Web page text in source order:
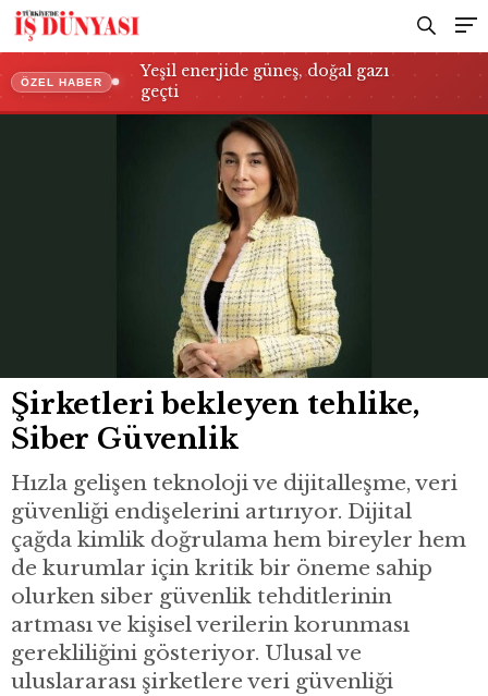
ÖZEL HABER
Yeşil enerjide güneş, doğal gazı
geçti
Şirketleri bekleyen tehlike,
Siber Güvenlik
Hızla gelişen teknoloji ve dijitalleşme, veri
güvenliği endişelerini artırıyor. Dijital
çağda kimlik doğrulama hem bireyler hem
de kurumlar için kritik bir öneme sahip
olurken siber güvenlik tehditlerinin
artması ve kişisel verilerin korunması
gerekliliğini gösteriyor. Ulusal ve
uluslararası şirketlere veri güvenliği